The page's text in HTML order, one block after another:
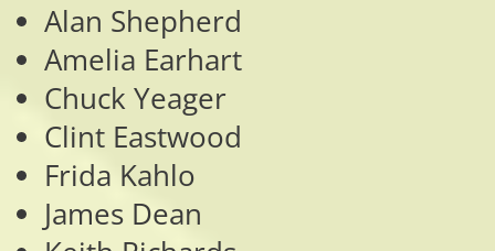
Alan Shepherd
Amelia Earhart
Chuck Yeager
Clint Eastwood
Frida Kahlo
James Dean